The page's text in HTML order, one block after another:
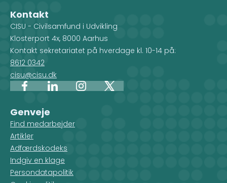
forskellige projekter, men du ser
også, hvilke CISU-
medlemsorganisationer, der
arbejder i det pågældende land.
Kontakt
CISU - Civilsamfund i Udvikling
Klosterport 4x, 8000 Aarhus
Kontakt sekretariatet på hverdage kl. 10-14 på:
8612 0342
cisu@cisu.dk
FacebookLinkedInInstagram
X
Genveje
Find medarbejder
Artikler
Adfærdskodeks
Indgiv en klage
Persondatapolitik